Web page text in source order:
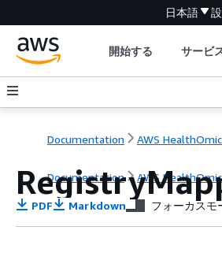
日本語
開始する サービ
Documentation AWS
Documentation AWS
PDF Markdown フォーカスモ